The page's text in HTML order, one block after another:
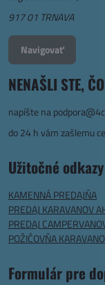
917 01 TRNAVA
Navigovať
NENAŠLI STE,
napíšte na
do 24 h vám zašlemu
Užitočné odkazy
KAMENNÁ PREDAJŇA
PREDAJ KARAVANOV
PREDAJ
POŽIČOVŇA
Formulár pre